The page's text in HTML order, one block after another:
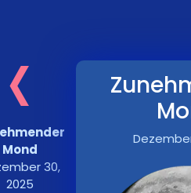
‹
Mond
30,
2025